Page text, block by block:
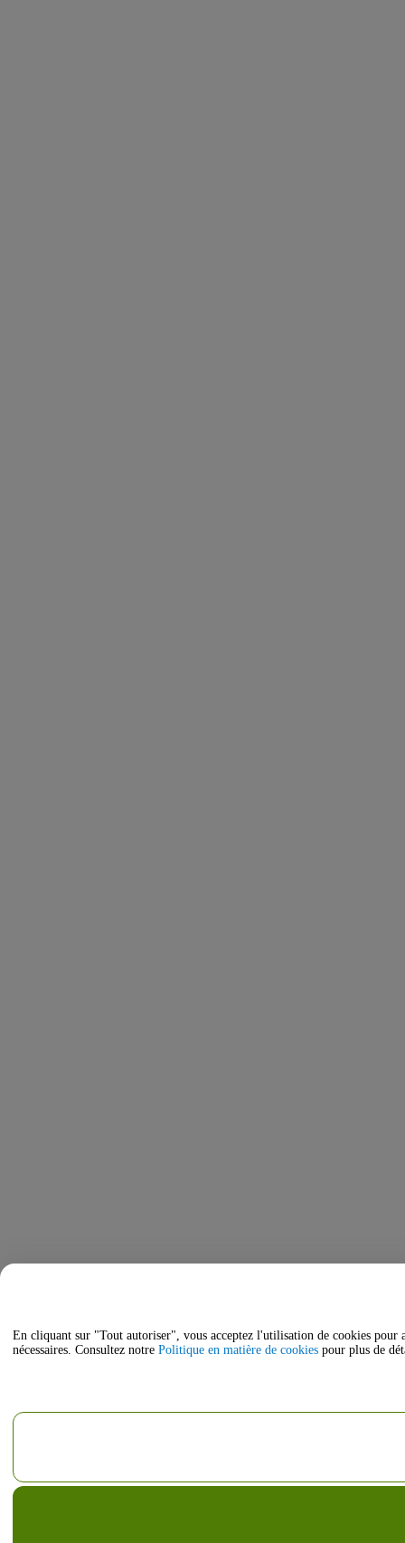
En cliquant sur "Tout autoriser", vous acceptez l'utilisation de cookies
nécessaires. Consultez notre Politique en matière de cookies pour plus de